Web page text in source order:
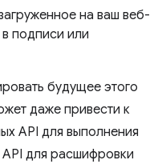
на ваш веб-
подписи или
будущее этого
даже привести к
API для выполнения
для расшифровки